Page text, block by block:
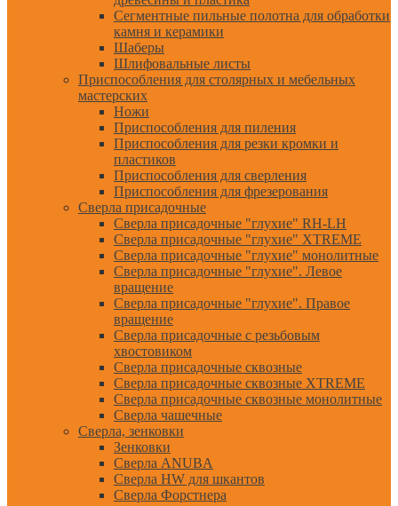
Сегментные пильные полотна для обработки
камня и керамики
Шаберы
Шлифовальные листы
Приспособления для столярных и мебельных
мастерских
Ножи
Приспособления для пиления
Приспособления для резки кромки и
пластиков
Приспособления для сверления
Приспособления для фрезерования
Сверла присадочные
Сверла присадочные "глухие" RH-LH
Сверла присадочные "глухие" XTREME
Сверла присадочные "глухие" монолитные
Сверла присадочные "глухие". Левое
вращение
Сверла присадочные "глухие". Правое
вращение
Сверла присадочные с резьбовым
хвостовиком
Сверла присадочные сквозные
Сверла присадочные сквозные XTREME
Сверла присадочные сквозные монолитные
Сверла чашечные
Сверла, зенковки
Зенковки
Сверла ANUBA
Сверла HW для шкантов
Сверла Форстнера